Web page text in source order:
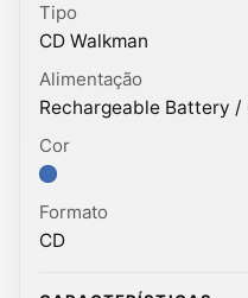
Tipo
CD Walkman
Alimentação
Rechargeable Battery
Cor
Cor: Color variant.
Formato
CD